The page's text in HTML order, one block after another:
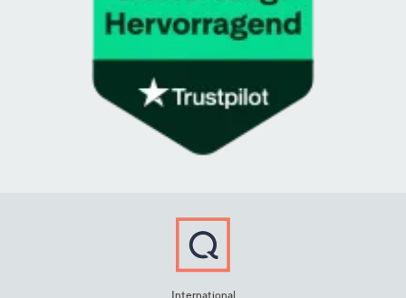
International